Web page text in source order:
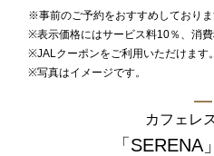
※事前のご予約をおすすめしておりま
※表示価格にはサービス料10％、消費
※JALクーポンをご利用いただけます。
※写真はイメージです。
カフェレ
「SERENA」